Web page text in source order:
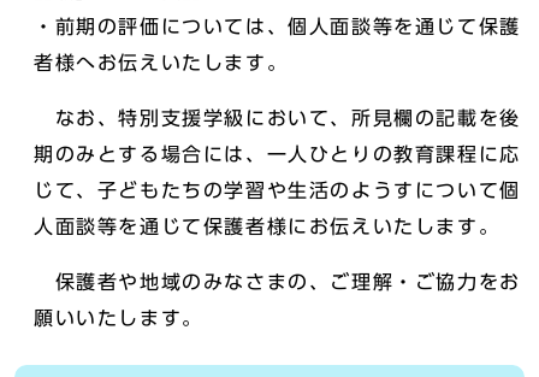
・前期の評価については、個人面談等を通じて保護
者様へお伝えいたします。
なお、特別支援学級において、所見欄の記載を後
期のみとする場合には、一人ひとりの教育課程に応
じて、子どもたちの学習や生活のようすについて個
人面談等を通じて保護者様にお伝えいたします。
保護者や地域のみなさまの、ご理解・ご協力をお
願いいたします。